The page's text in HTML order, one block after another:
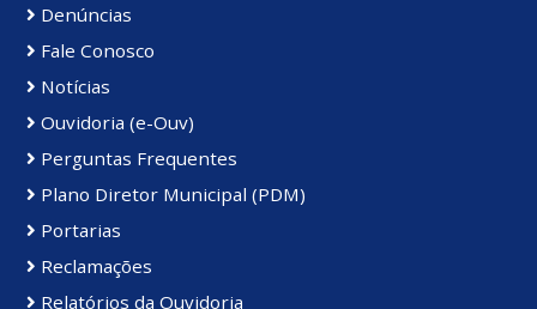
Denúncias
Fale Conosco
Notícias
Ouvidoria (e-Ouv)
Perguntas Frequentes
Plano Diretor Municipal (PDM)
Portarias
Reclamações
Relatórios da Ouvidoria